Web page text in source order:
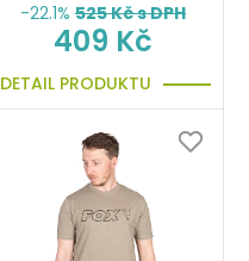
-22.1% 525Kč s DPH
409 Kč
DETAIL PRODUKTU